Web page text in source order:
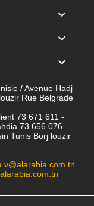



/ Avenue Hadj
Rue Belgrade
73 671 611 -
73 656 076 -
Tunis Borj louzir